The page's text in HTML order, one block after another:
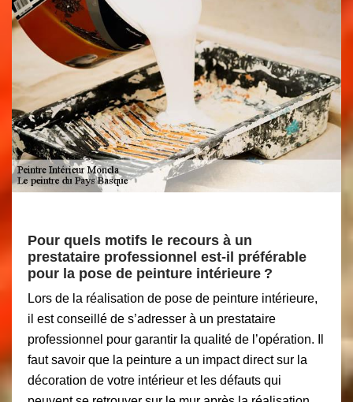
Pour quels motifs le recours à un
prestataire professionnel est-il préférable
pour la pose de peinture intérieure ?
Lors de la réalisation de pose de peinture intérieure,
il est conseillé de s’adresser à un prestataire
professionnel pour garantir la qualité de l’opération. Il
faut savoir que la peinture a un impact direct sur la
décoration de votre intérieur et les défauts qui